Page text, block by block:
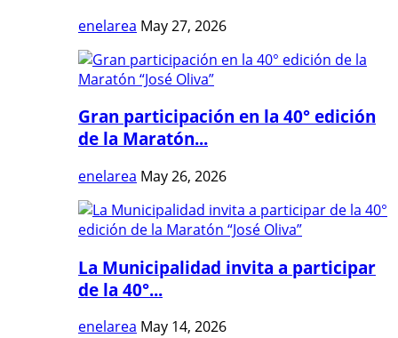
enelarea May 27, 2026
Gran participación en la 40° edición
de la Maratón...
enelarea May 26, 2026
La Municipalidad invita a participar
de la 40°...
enelarea May 14, 2026